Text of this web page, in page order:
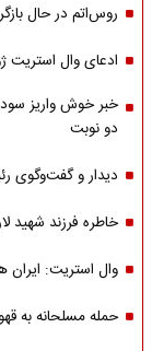
روس‌اتم در حال
ادعای وال استریت
دو نوبت
دیدار و گفت‌وگوی
خاطره فرزند شهید
وال استریت: ایران
حمله مسلحانه به